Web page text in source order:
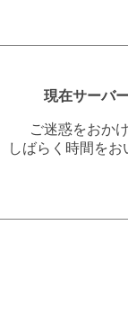
現在サーバ
ご迷惑をおか
しばらく時間を